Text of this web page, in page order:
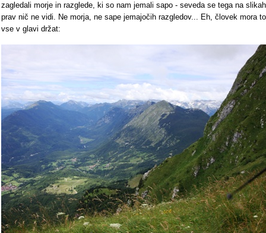
zagledali morje in razglede, ki so nam jemali sapo - seveda se tega na slikah
prav nič ne vidi. Ne morja, ne sape jemajočih razgledov... Eh, človek mora to
vse v glavi držat: